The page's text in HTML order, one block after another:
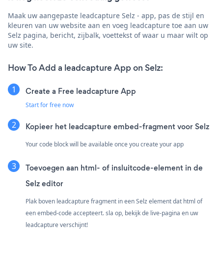
Maak uw aangepaste leadcapture Selz - app, pas de stijl en
kleuren van uw website aan en voeg leadcapture toe aan uw
Selz pagina, bericht, zijbalk, voettekst of waar u maar wilt op
uw site.
How To Add a leadcapture App on Selz:
Create a Free leadcapture App
Start for free now
Kopieer het leadcapture embed-fragment voor Selz
Your code block will be available once you create your app
Toevoegen aan html- of insluitcode-element in de
Selz editor
Plak boven leadcapture fragment in een Selz element dat html of
een embed-code accepteert. sla op, bekijk de live-pagina en uw
leadcapture verschijnt!